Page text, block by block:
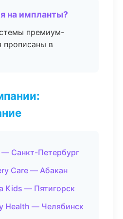
на импланты?
премиум-
прописаны в
Санкт-Петербург
Care — Абакан
Kids — Пятигорск
Health — Челябинск